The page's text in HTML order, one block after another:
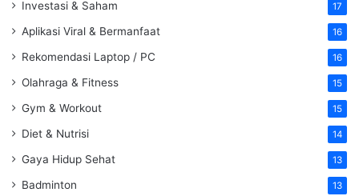
Investasi & Saham 17
Aplikasi Viral & Bermanfaat 16
Rekomendasi Laptop / PC 16
Olahraga & Fitness 15
Gym & Workout 15
Diet & Nutrisi 14
Gaya Hidup Sehat 13
Badminton 13